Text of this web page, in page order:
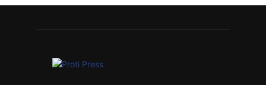
8 Αυγούστου 2026
Έναρξη του προγράμματος στειρώσεων και περίθαλψης